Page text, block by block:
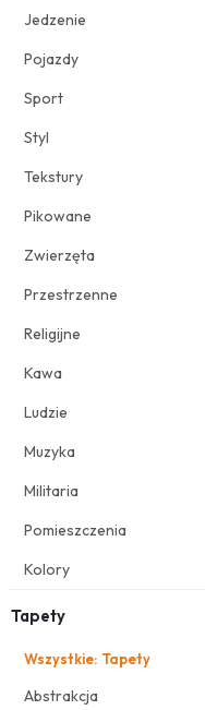
Jedzenie
Pojazdy
Sport
Styl
Tekstury
Pikowane
Zwierzęta
Przestrzenne
Religijne
Kawa
Ludzie
Muzyka
Militaria
Pomieszczenia
Kolory
Tapety
Wszystkie: Tapety
Abstrakcja